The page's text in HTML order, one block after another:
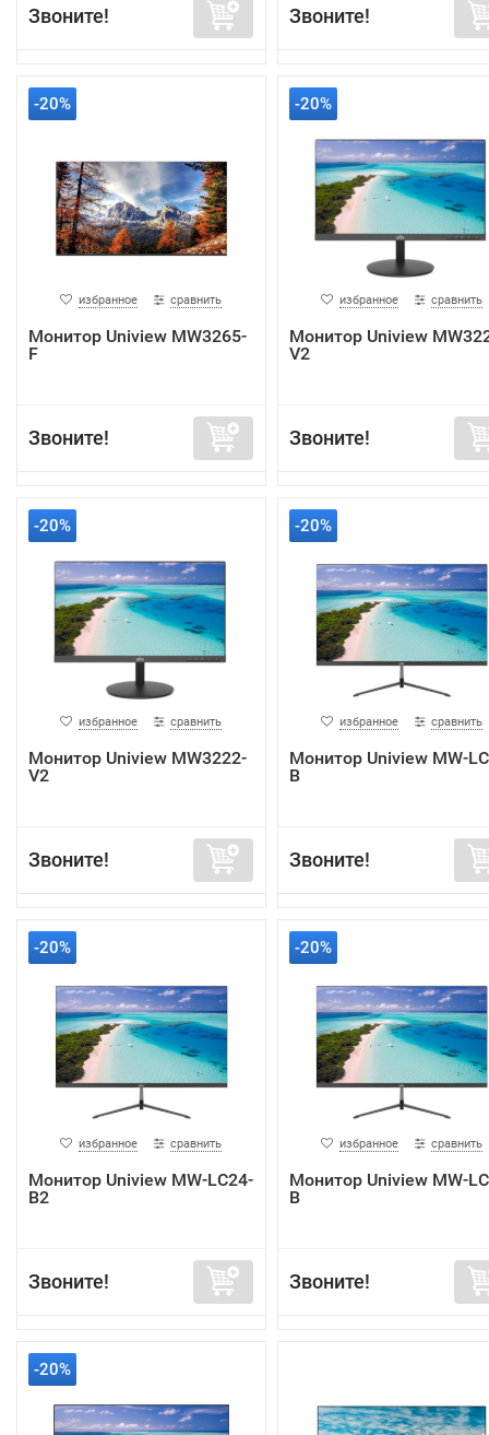
Звоните! Звоните!
-20%
избранное сравнить
Монитор Uniview MW3265-
F
Звоните!
-20%
избранное сравнить
Монитор Uniview
V2
Звоните!
-20%
избранное сравнить
Монитор Uniview MW3222-
V2
Звоните!
-20%
избранное сравнить
Монитор Uniview MW-
B
Звоните!
-20%
избранное сравнить
Монитор Uniview MW-LC24-
B2
Звоните!
-20%
избранное сравнить
Монитор Uniview MW-
B
Звоните!
-20%